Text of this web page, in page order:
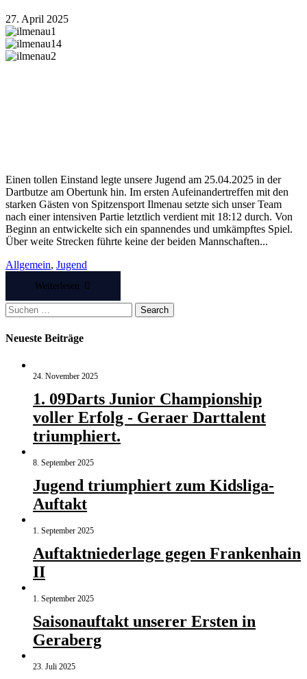
27. April 2025
Einen tollen Einstand legte unsere Jugend am 25.04.2025 in der
Dartbutze am Obertunk hin. Im ersten Aufeinandertreffen mit den
starken Gästen von Spitzensport Ilmenau setzte sich unser Team
nach einer intensiven Partie letztlich verdient mit 18:12 durch. Von
Beginn an entwickelte sich ein spannendes und umkämpftes Spiel.
Über weite Strecken führte keine der beiden Mannschaften...
Allgemein, Jugend
Weiterlesen
Suchen
nach:
Search
Neueste Beiträge
24. November 2025
1. 09Darts Junior Championship
voller Erfolg - Geraer Darttalent
triumphiert.
8. September 2025
Jugend triumphiert zum Kidsliga-
Auftakt
1. September 2025
Auftaktniederlage gegen Frankenhain
II
1. September 2025
Saisonauftakt unserer Ersten in
Geraberg
23. Juli 2025